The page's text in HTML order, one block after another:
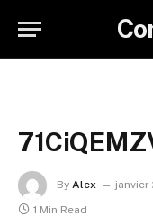
By Alex janvier
1 Min Read